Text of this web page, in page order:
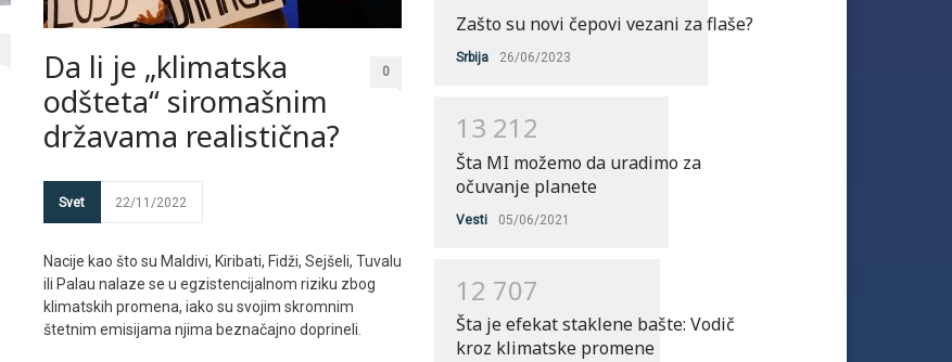
Da li je „klimatska
odšteta“ siromašnim
državama realistična?
0
Svet 22/11/2022
Nacije kao što su Maldivi, Kiribati, Fidži, Sejšeli, Tuvalu
ili Palau nalaze se u egzistencijalnom riziku zbog
klimatskih promena, iako su svojim skromnim
štetnim emisijama njima beznačajno doprineli.
Zašto su novi čepovi vezani za flaše?
Srbija 26/06/2023
1 3 21 2
Šta MI možemo da uradimo za
očuvanje planete
Vesti 05/06/2021
1 2 707
Šta je efekat staklene bašte: Vodič
kroz klimatske promene